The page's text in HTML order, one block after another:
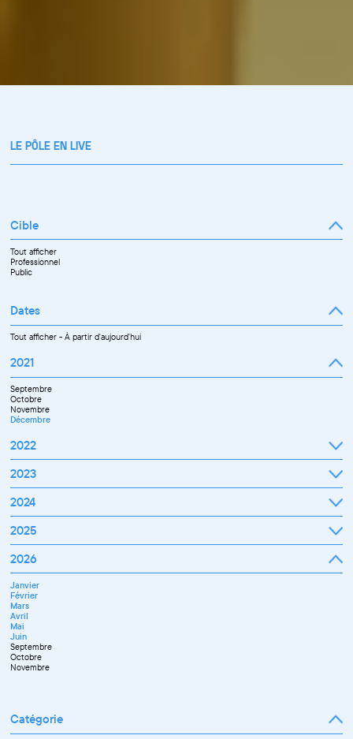
LE PÔLE EN LIVE
Cible
Tout afficher
Professionnel
Public
Dates
Tout afficher-À partir d'aujourd'hui
2021
Septembre
Octobre
Novembre
Décembre
2022
Janvier
Février
Mars
Avril
Juillet
Septembre
Octobre
Novembre
Décembre
2023
Janvier
Février
Mars
Avril
Septembre
Octobre
Novembre
Décembre
2024
Janvier
Février
Mars
Avril
Juin
Juillet
Septembre
Novembre
Décembre
2025
Janvier
Février
Mars
Avril
Mai
Juin
Juillet
Septembre
Octobre
Novembre
Décembre
2026
Janvier
Février
Mars
Avril
Mai
Juin
Septembre
Octobre
Novembre
Catégorie